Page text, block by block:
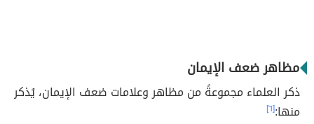
مظاهر ضعف الإيمان
ذكر العلماء مجموعةً من مظاهر وعلامات ضعف الإيمان، يُذكر
منها:[٦]